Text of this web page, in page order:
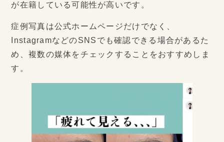
が在籍している可能性が高いです。
症例写真は公式ホームページだけでなく、
InstagramなどのSNSでも確認できる場合があるた
め、複数の媒体をチェックすることをおすすめしま
す。